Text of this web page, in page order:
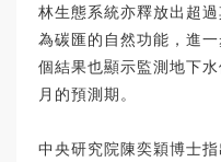
林生態系統亦釋放出超
為碳匯的自然功能，進
個結果也顯示監測地下
月的預測期。
中央研究院 陳奕穎博士